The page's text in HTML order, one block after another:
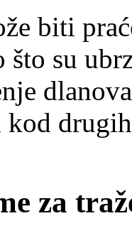
biti
su
kod
za